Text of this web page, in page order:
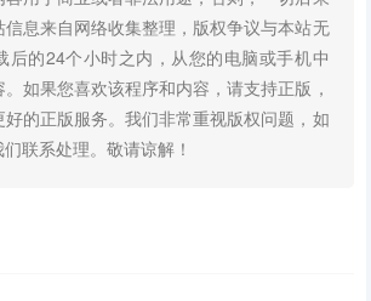
息来自网络收集整理，版权争议与本站无
后的24个小时之内，从您的电脑或手机中
如果您喜欢该程序和内容，请支持正版，
的正版服务。我们非常重视版权问题，如
联系处理。敬请谅解！